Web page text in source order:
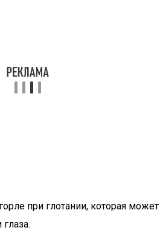
при глотании, которая может